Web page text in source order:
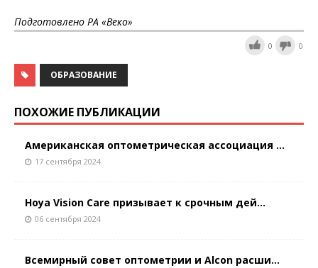
Подготовлено РА «Веко»
0 0
ОБРАЗОВАНИЕ
ПОХОЖИЕ ПУБЛИКАЦИИ
Американская оптометрическая ассоциация ...
17 сентября 2024
Hoya Vision Care призывает к срочным дей...
06 сентября 2024
Всемирный совет оптометрии и Alcon расши...